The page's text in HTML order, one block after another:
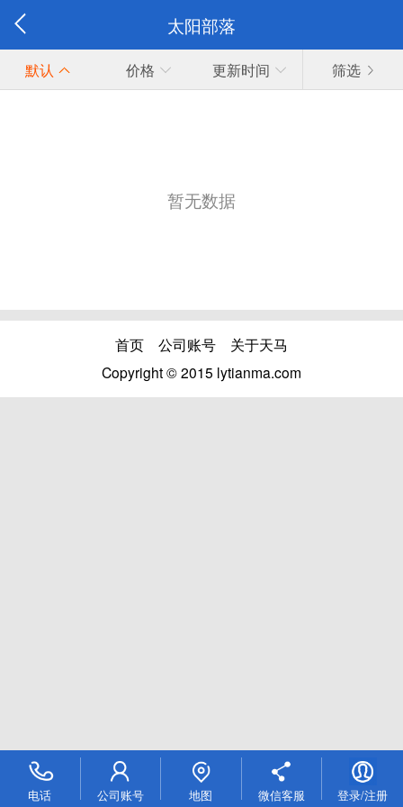
太阳部落
默认 价格 更新时间 筛选
暂无数据
首页 公司账号
关于天马
Copyright © 2015 lytianma.com
电话 公司账号 地图 微信客服 登录/注册